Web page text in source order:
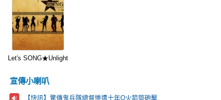
Let's SONG★Unlight
宣傳小喇叭
【快訊】驚傳鬼兵隊總督慘遭十年O火箭筒砲擊